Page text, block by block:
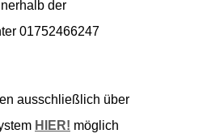
der
01752466247
ausschließlich über
HIER! möglich